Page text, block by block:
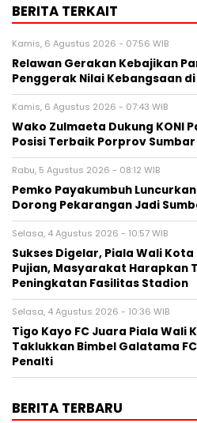
BERITA TERKAIT
Kamis, 6 Agustus 2026 - 07:56 WIB
Relawan Gerakan Kebajikan
Penggerak Nilai Kebangsaan
Kamis, 6 Agustus 2026 - 07:43 WIB
Wako Zulmaeta Dukung KONI
Posisi Terbaik Porprov
Rabu, 5 Agustus 2026 - 08:12 WIB
Pemko Payakumbuh Luncurkan
Dorong Pekarangan Jadi
Selasa, 4 Agustus 2026 - 10:57 WIB
Sukses Digelar, Piala Wali
Pujian, Masyarakat Harapkan
Peningkatan Fasilitas Stadion
Selasa, 4 Agustus 2026 - 10:36 WIB
Tigo Kayo FC Juara Piala Wali
Taklukkan Bimbel Galatama
Penalti
BERITA TERBARU